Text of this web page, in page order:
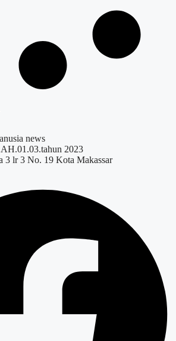
news
2023
3 lr 3 No. 19 Kota Makassar